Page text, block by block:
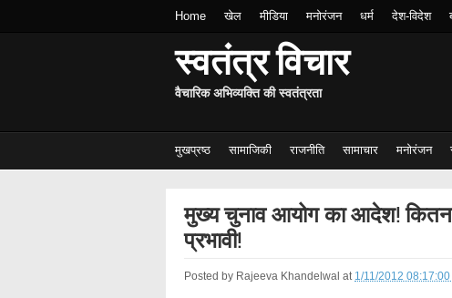
Home खेल मीडिया मनोरंजन धर्म देश-विदेश
स्वतंत्र विचार
वैचारिक अभिव्यक्ति की स्वतंत्रता
मुखप्रष्ठ सामाजिकी राजनीति सामाचार मनोरंजन
मुख्य चुनाव आयोग का आदेश! कितना
प्रभावी!
Posted by Rajeeva Khandelwal at 1/11/2012 08:17:00